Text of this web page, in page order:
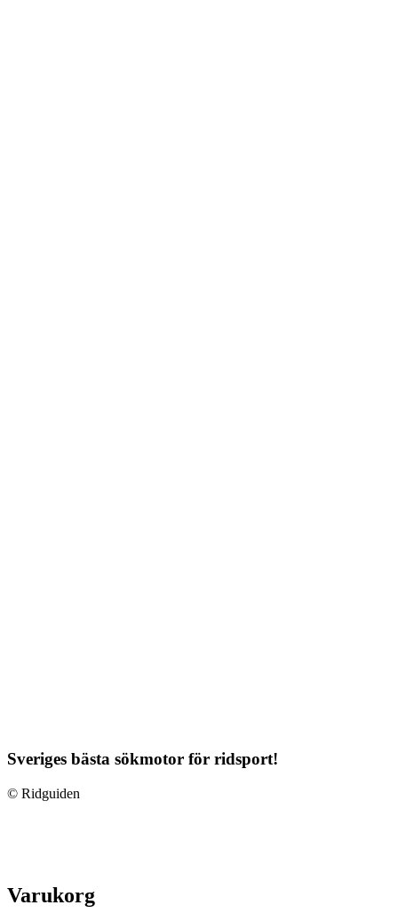
Sveriges bästa sökmotor för ridsport!
© Ridguiden
Varukorg